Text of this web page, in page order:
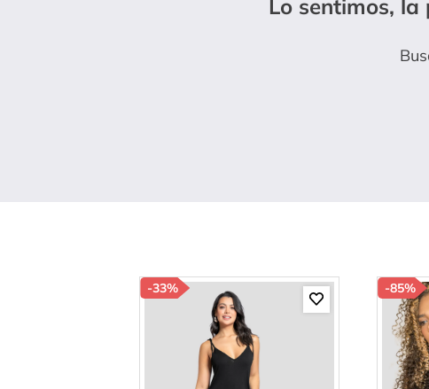
Lo sentimos,
-33% -85%
10. short